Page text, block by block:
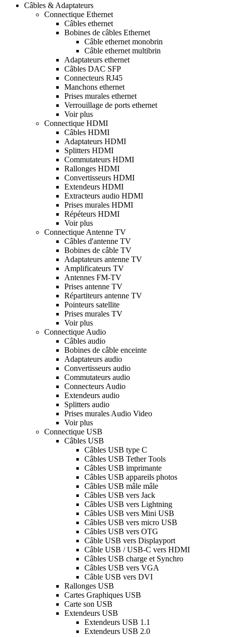
Câbles & Adaptateurs
Connectique Ethernet
Câbles ethernet
Bobines de câbles Ethernet
Câble ethernet monobrin
Câble ethernet multibrin
Adaptateurs ethernet
Câbles DAC SFP
Connecteurs RJ45
Manchons ethernet
Prises murales ethernet
Verrouillage de ports ethernet
Voir plus
Connectique HDMI
Câbles HDMI
Adaptateurs HDMI
Splitters HDMI
Commutateurs HDMI
Rallonges HDMI
Convertisseurs HDMI
Extendeurs HDMI
Extracteurs audio HDMI
Prises murales HDMI
Répéteurs HDMI
Voir plus
Connectique Antenne TV
Câbles d'antenne TV
Bobines de câble TV
Adaptateurs antenne TV
Amplificateurs TV
Antennes FM-TV
Prises antenne TV
Répartiteurs antenne TV
Pointeurs satellite
Prises murales TV
Voir plus
Connectique Audio
Câbles audio
Bobines de câble enceinte
Adaptateurs audio
Convertisseurs audio
Commutateurs audio
Connecteurs Audio
Extendeurs audio
Splitters audio
Prises murales Audio Video
Voir plus
Connectique USB
Câbles USB
Câbles USB type C
Câbles USB Tether Tools
Câbles USB imprimante
Câbles USB appareils photos
Câbles USB mâle mâle
Câbles USB vers Jack
Câbles USB vers Lightning
Câbles USB vers Mini USB
Câbles USB vers micro USB
Câbles USB vers OTG
Câble USB vers Displayport
Câble USB / USB-C vers HDMI
Câbles USB charge et Synchro
Câbles USB vers VGA
Câble USB vers DVI
Rallonges USB
Cartes Graphiques USB
Carte son USB
Extendeurs USB
Extendeurs USB 1.1
Extendeurs USB 2.0